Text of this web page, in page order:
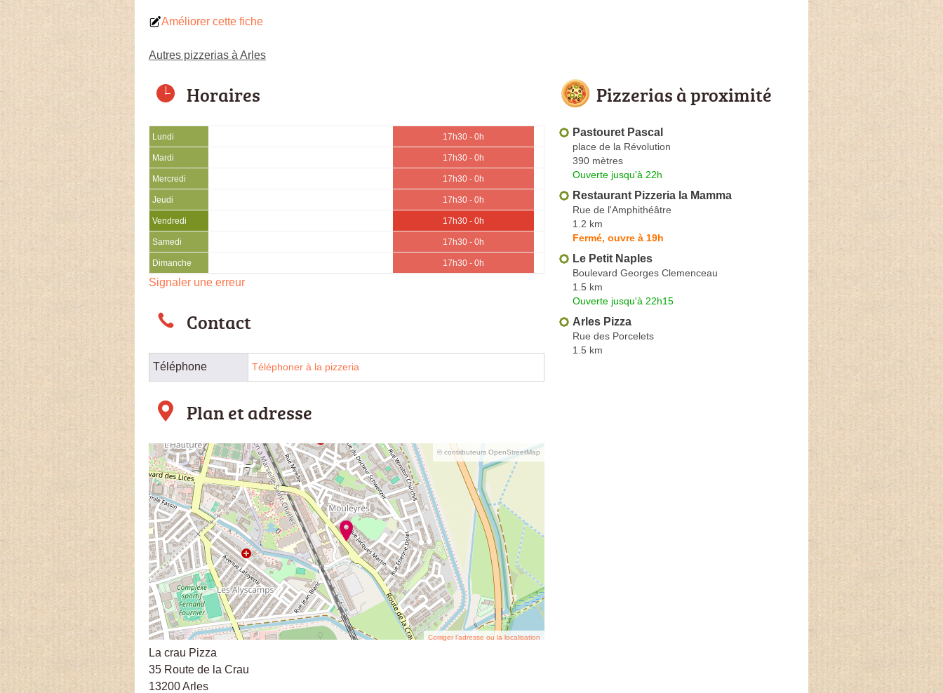
Améliorer cette fiche
Autres pizzerias à Arles
Horaires
Lundi 17h30 - 0h
Mardi 17h30 - 0h
Mercredi 17h30 - 0h
Jeudi 17h30 - 0h
Vendredi 17h30 - 0h
Samedi 17h30 - 0h
Dimanche 17h30 - 0h
Signaler une erreur
Contact
Téléphone Téléphoner à la pizzeria
Plan et adresse
© contributeurs OpenStreetMap
Corriger l’adresse ou la localisation
La crau Pizza
35 Route de la Crau
13200 Arles
Pizzerias à proximité
Pastouret Pascal
place de la Révolution
390 mètres
Ouverte jusqu'à 22h
Restaurant Pizzeria la Mamma
Rue de l'Amphithéâtre
1.2 km
Fermé, ouvre à 19h
Le Petit Naples
Boulevard Georges Clemenceau
1.5 km
Ouverte jusqu'à 22h15
Arles Pizza
Rue des Porcelets
1.5 km